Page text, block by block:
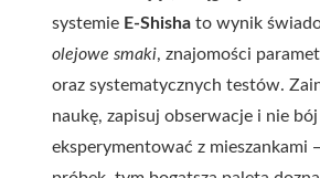
systemie E-Shisha to wynik
olejowe smaki, znajomości
oraz systematycznych testów.
naukę, zapisuj obserwacje i nie bój
eksperymentować z mieszankami